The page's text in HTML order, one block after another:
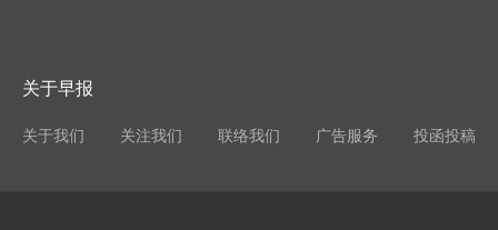
关于早报
关于我们 关注我们 联络我们 广告服务 投函投稿